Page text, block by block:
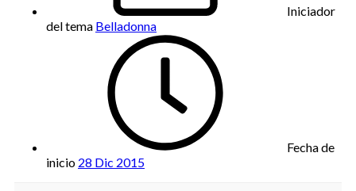
Iniciador
del tema Belladonna
Fecha de
inicio 28 Dic 2015